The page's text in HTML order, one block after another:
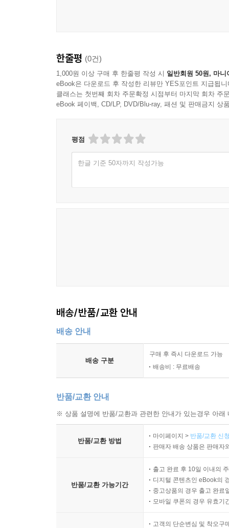
한줄평 (0건)
1,000원 이상 구매 후 한줄평 작성 시 일반회원 50원, 마니
eBook은 다운로드 후 작성한 리뷰만 YES포인트 지급됩니
클래스는 첫번째 회차 주문확정 시점부터 마지막 회차 주
eBook 페이백, CD/LP, DVD/Blu-ray, 패션 및 판매금지 상
평점
한글 기준 50자까지 작성가능
배송/반품/교환 안내
배송 안내
배송 구분
구매 후 즉시 다운로드 가능
배송비 : 무료배송
반품/교환 안내
※ 상품 설명에 반품/교환과 관련한 안내가 있는경우 아
반품/교환 방법
마이페이지 > 반품/교환 신
판매자 배송 상품은 판매자
반품/교환 가능기간
출고 완료 후 10일 이내의
디지털 콘텐츠인 eBook의
중고상품의 경우 출고 완료
모바일 쿠폰의 경우 유효기
고객의 단순변심 및 착오구